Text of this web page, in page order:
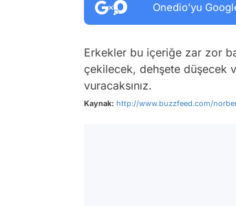
Onedio’yu
Erkekler bu içeriğe zar zor
çekilecek, dehşete düşecek
vuracaksınız.
Kaynak: http://www.buzzfeed.com/